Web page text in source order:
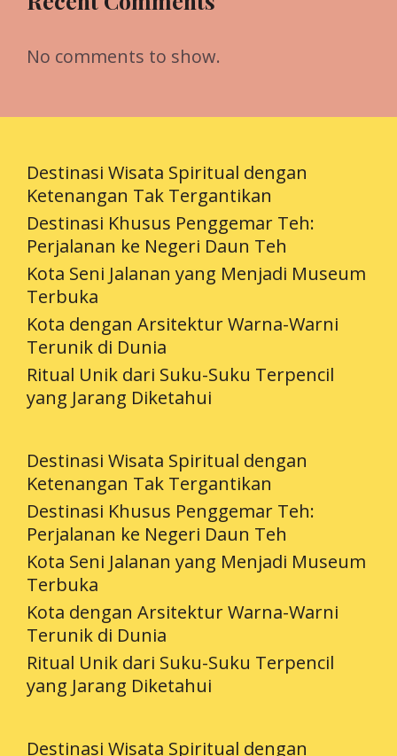
No comments to show.
Destinasi Wisata Spiritual dengan
Ketenangan Tak Tergantikan
Destinasi Khusus Penggemar Teh:
Perjalanan ke Negeri Daun Teh
Kota Seni Jalanan yang Menjadi Museum
Terbuka
Kota dengan Arsitektur Warna-Warni
Terunik di Dunia
Ritual Unik dari Suku-Suku Terpencil
yang Jarang Diketahui
Destinasi Wisata Spiritual dengan
Ketenangan Tak Tergantikan
Destinasi Khusus Penggemar Teh:
Perjalanan ke Negeri Daun Teh
Kota Seni Jalanan yang Menjadi Museum
Terbuka
Kota dengan Arsitektur Warna-Warni
Terunik di Dunia
Ritual Unik dari Suku-Suku Terpencil
yang Jarang Diketahui
Destinasi Wisata Spiritual dengan